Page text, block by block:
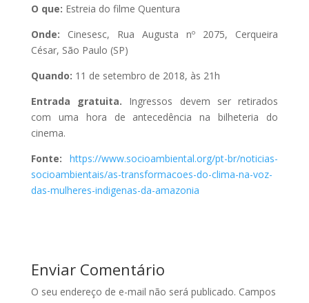
O que: Estreia do filme Quentura
Onde: Cinesesc, Rua Augusta nº 2075, Cerqueira
César, São Paulo (SP)
Quando: 11 de setembro de 2018, às 21h
Entrada gratuita. Ingressos devem ser retirados
com uma hora de antecedência na bilheteria do
cinema.
Fonte:
https://www.socioambiental.org/pt-br/noticias-
socioambientais/as-transformacoes-do-clima-na-voz-
das-mulheres-indigenas-da-amazonia
Enviar Comentário
O seu endereço de e-mail não será publicado. Campos